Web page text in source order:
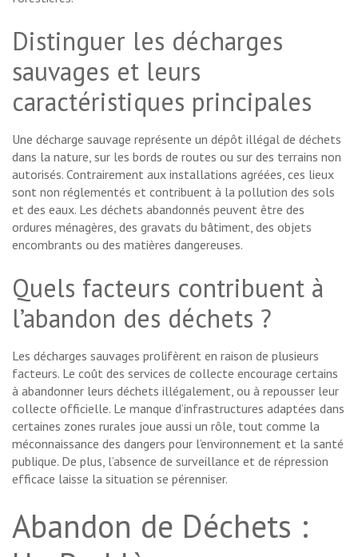
Distinguer les décharges
sauvages et leurs
caractéristiques principales
Une décharge sauvage représente un dépôt illégal de déchets
dans la nature, sur les bords de routes ou sur des terrains non
autorisés. Contrairement aux installations agréées, ces lieux
sont non réglementés et contribuent à la pollution des sols
et des eaux. Les déchets abandonnés peuvent être des
ordures ménagères, des gravats du bâtiment, des objets
encombrants ou des matières dangereuses.
Quels facteurs contribuent à
l’abandon des déchets ?
Les décharges sauvages prolifèrent en raison de plusieurs
facteurs. Le coût des services de collecte encourage certains
à abandonner leurs déchets illégalement, ou à repousser leur
collecte officielle. Le manque d’infrastructures adaptées dans
certaines zones rurales joue aussi un rôle, tout comme la
méconnaissance des dangers pour l’environnement et la santé
publique. De plus, l’absence de surveillance et de répression
efficace laisse la situation se pérenniser.
Abandon de Déchets :